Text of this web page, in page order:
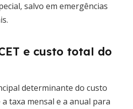
salvo em emergências
e custo total do
determinante do custo
taxa mensal e a anual para